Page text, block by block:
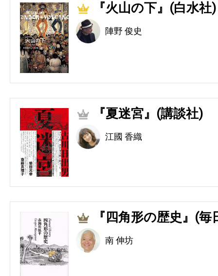
1 『火山の下』(白水社)
陣野 俊史
2 『夏迷宮』(講談社)
江國 香織
3 『四角形の歴史』(毎
南 伸坊